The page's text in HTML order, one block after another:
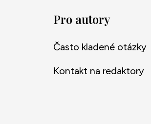
Pro autory
Často kladené otázky
Kontakt na redaktory